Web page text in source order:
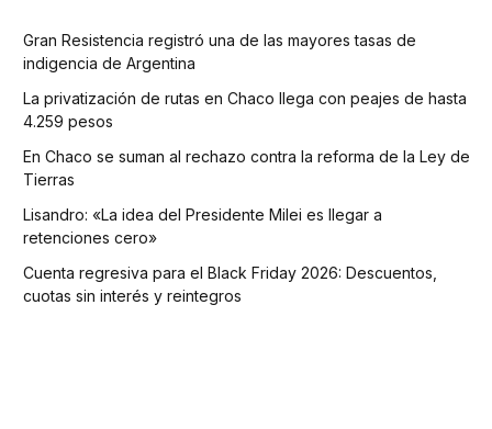
Gran Resistencia registró una de las mayores tasas de
indigencia de Argentina
La privatización de rutas en Chaco llega con peajes de hasta
4.259 pesos
En Chaco se suman al rechazo contra la reforma de la Ley de
Tierras
Lisandro: «La idea del Presidente Milei es llegar a
retenciones cero»
Cuenta regresiva para el Black Friday 2026: Descuentos,
cuotas sin interés y reintegros